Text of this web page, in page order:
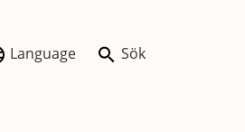
Language Sök